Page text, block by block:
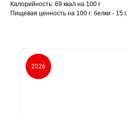
Калорийность: 69 ккал на 100 г
Пищевая ценность на 100 г: белки - 15
2026